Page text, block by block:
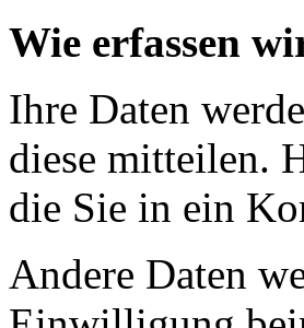
Wie erfassen
Ihre Daten
diese mitteilen.
die Sie in ein
Andere Daten